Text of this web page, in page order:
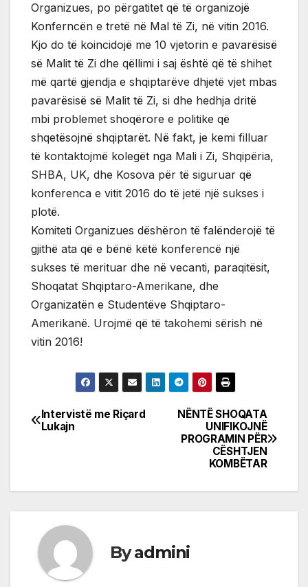
Organizues, po përgatitet që të organizojë
Konferncën e tretë në Mal të Zi, në vitin 2016.
Kjo do të koincidojë me 10 vjetorin e pavarësisë
së Malit të Zi dhe qëllimi i saj është që të shihet
më qartë gjendja e shqiptarëve dhjetë vjet mbas
pavarësisë së Malit të Zi, si dhe hedhja dritë
mbi problemet shoqërore e politike që
shqetësojnë shqiptarët. Në fakt, je kemi filluar
të kontaktojmë kolegët nga Mali i Zi, Shqipëria,
SHBA, UK, dhe Kosova për të siguruar që
konferenca e vitit 2016 do të jetë një sukses i
plotë.
Komiteti Organizues dëshëron të falënderojë të
gjithë ata që e bënë këtë konferencë një
sukses të merituar dhe në vecanti, paraqitësit,
Shoqatat Shqiptaro-Amerikane, dhe
Organizatën e Studentëve Shqiptaro-
Amerikanë. Urojmë që të takohemi sërish në
vitin 2016!
Post
NËNTË SHOQATA
UNIFIKOJNË
PROGRAMIN PËR
CËSHTJEN
KOMBËTAR
Intervistë me Riçard
Lukajn
Byadmini